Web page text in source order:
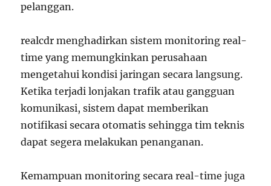
pelanggan.
realcdr menghadirkan sistem monitoring real-
time yang memungkinkan perusahaan
mengetahui kondisi jaringan secara langsung.
Ketika terjadi lonjakan trafik atau gangguan
komunikasi, sistem dapat memberikan
notifikasi secara otomatis sehingga tim teknis
dapat segera melakukan penanganan.
Kemampuan monitoring secara real-time juga